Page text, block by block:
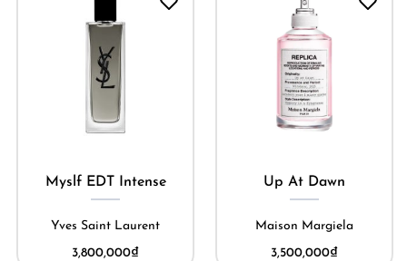
Myslf EDT Intense
Yves Saint Laurent
3,800,000₫
Up At Dawn
Maison Margiela
3,500,000₫